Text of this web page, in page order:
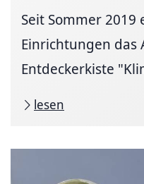
Seit Sommer 2019
Einrichtungen das
Entdeckerkiste
lesen